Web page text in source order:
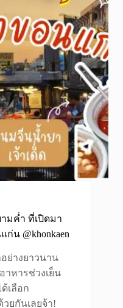
มค่ำ ที่เปิดมา
น @khonkaen
ย่างยาวนาน
หารช่วงเย็น
เลือก
ยกันเลยจ้า!